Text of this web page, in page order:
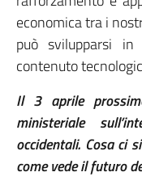
economica tra i
può svilupparsi
contenuto
Il 3 aprile
ministeriale
occidentali. Cosa ci
come vede il futuro